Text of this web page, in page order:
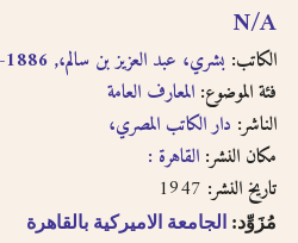
N/A
الكاتب: بشري، عبد العزيز بن سالم،, 1886-1943
فئة الموضوع: المعارف العامة
الناشر: دار الكاتب المصري،
مكان النشر: القاهرة :
تاريخ النشر:
مُزَوِّد: الجامعة الاميركية بالقاهرة